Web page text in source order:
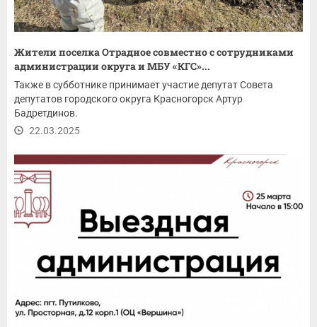
Жители поселка Отрадное совместно с сотрудниками
администрации округа и МБУ «КГС»...
Также в субботнике принимает участие депутат Совета
депутатов городского округа Красногорск Артур
Бадретдинов.
22.03.2025